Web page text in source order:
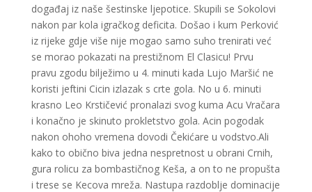
događaj iz naše šestinske ljepotice. Skupili se Sokolovi
nakon par kola igračkog deficita. Došao i kum Perković
iz rijeke gdje više nije mogao samo suho trenirati već
se morao pokazati na prestižnom El Clasicu! Prvu
pravu zgodu bilježimo u 4. minuti kada Lujo Maršić ne
koristi jeftini Cicin izlazak s crte gola. No u 6. minuti
krasno Leo Krstičević pronalazi svog kuma Acu Vračara
i konačno je skinuto prokletstvo gola. Acin pogodak
nakon ohoho vremena dovodi Čekićare u vodstvo.Ali
kako to obično biva jedna nespretnost u obrani Crnih,
gura rolicu za bombastičnog Keša, a on to ne propušta
i trese se Kecova mreža. Nastupa razdoblje dominacije